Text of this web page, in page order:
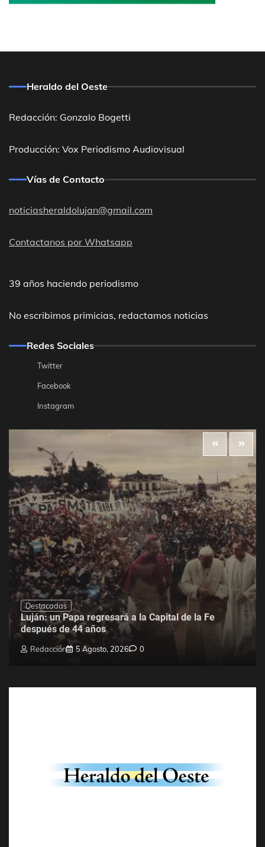
Heraldo del Oeste
Redacción: Gonzalo Bogetti
Producción: Vox Periodismo Audiovisual
Vías de Contacto
noticiasheraldolujan@gmail.com
Contactanos por Whatsapp
39 años haciendo periodismo
No escribimos primicias, redactamos noticias
Redes Sociales
Twitter
Facebook
Instagram
Destacadas
Luján: un Papa regresará a la Capital de la Fe
después de 44 años
Redacción 5 Agosto, 2026 0